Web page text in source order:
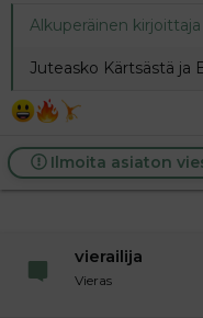
Alkuperäinen kirjoittaja
Juteasko Kärtsästä ja
Ilmoita asiaton
vierailija
Vieras